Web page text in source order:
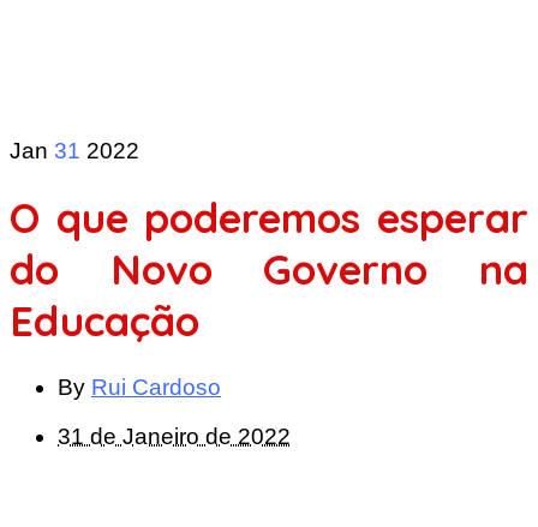
Jan 31 2022
O que poderemos esperar
do Novo Governo na
Educação
By Rui Cardoso
31 de Janeiro de 2022